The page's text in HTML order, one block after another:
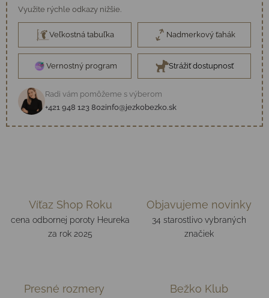
Využite rýchle odkazy nižšie.
Veľkostná tabuľka Nadmerkový ťahák
Vernostný program Strážiť dostupnosť
Radi vám pomôžeme s výberom
+421 948 123 802info@jezkobezko.sk
Víťaz Shop Roku
cena odbornej poroty Heureka
za rok 2025
Objavujeme novinky
34 starostlivo vybraných
značiek
Presné rozmery Bežko Klub